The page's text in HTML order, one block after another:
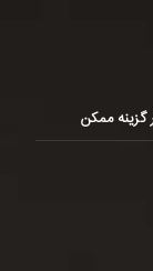
گزینه ممکن